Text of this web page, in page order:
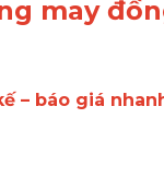
may
– báo giá